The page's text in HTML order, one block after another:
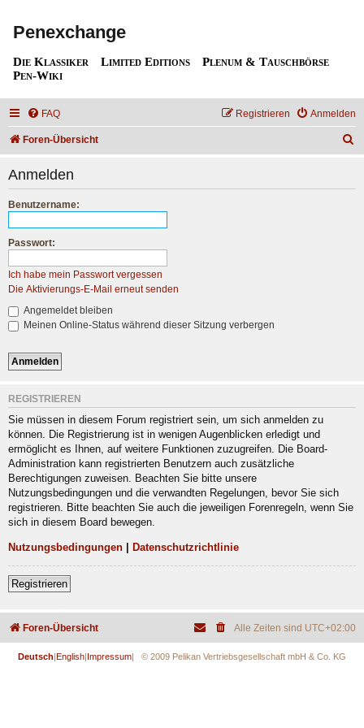
Penexchange
Die Klassiker Limited Editions
Plenum & Tauschbörse
Pen-Wiki
FAQ Anmelden
Registrieren
Foren-Übersicht
Anmelden
Benutzername:
Passwort:
Ich habe mein Passwort vergessen
Die Aktivierungs-E-Mail erneut senden
Angemeldet bleiben
Meinen Online-Status während dieser Sitzung verbergen
REGISTRIEREN
Sie müssen in diesem Forum registriert sein, um sich anmelden zu
können. Die Registrierung ist in wenigen Augenblicken erledigt und
ermöglicht es Ihnen, auf weitere Funktionen zuzugreifen. Die Board-
Administration kann registrierten Benutzern auch zusätzliche
Berechtigungen zuweisen. Beachten Sie bitte unsere
Nutzungsbedingungen und die verwandten Regelungen, bevor Sie sich
registrieren. Bitte beachten Sie auch die jeweiligen Forenregeln, wenn Sie
sich in diesem Board bewegen.
Nutzungsbedingungen Datenschutzrichtlinie
Registrieren
Foren-Übersicht Alle Zeiten sind UTC+02:00
Deutsch English Impressum | © 2009 Pelikan Vertriebsgesellschaft mbH & Co. KG